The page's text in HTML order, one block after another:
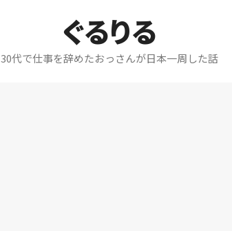
ぐるりる
30代で仕事を辞めたおっさんが日本一周した話